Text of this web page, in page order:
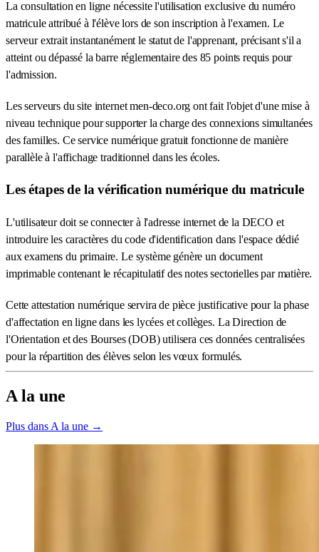
La consultation en ligne nécessite l'utilisation exclusive du numéro
matricule attribué à l'élève lors de son inscription à l'examen. Le
serveur extrait instantanément le statut de l'apprenant, précisant s'il a
atteint ou dépassé la barre réglementaire des 85 points requis pour
l'admission.
Les serveurs du site internet men-deco.org ont fait l'objet d'une mise à
niveau technique pour supporter la charge des connexions simultanées
des familles. Ce service numérique gratuit fonctionne de manière
parallèle à l'affichage traditionnel dans les écoles.
Les étapes de la vérification numérique du matricule
L'utilisateur doit se connecter à l'adresse internet de la DECO et
introduire les caractères du code d'identification dans l'espace dédié
aux examens du primaire. Le système génère un document
imprimable contenant le récapitulatif des notes sectorielles par matière.
Cette attestation numérique servira de pièce justificative pour la phase
d'affectation en ligne dans les lycées et collèges. La Direction de
l'Orientation et des Bourses (DOB) utilisera ces données centralisées
pour la répartition des élèves selon les vœux formulés.
A la une
Plus dans A la une →